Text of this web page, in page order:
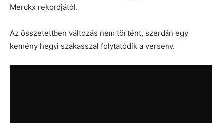
Merckx rekordjától.
Az összetettben változás nem történt, szerdán egy
kemény hegyi szakasszal folytatódik a verseny.